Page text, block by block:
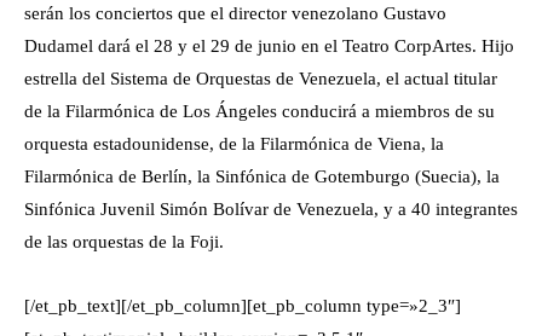
serán los conciertos que el director venezolano Gustavo
Dudamel dará el 28 y el 29 de junio en el Teatro CorpArtes. Hijo
estrella del Sistema de Orquestas de Venezuela, el actual titular
de la Filarmónica de Los Ángeles conducirá a miembros de su
orquesta estadounidense, de la Filarmónica de Viena, la
Filarmónica de Berlín, la Sinfónica de Gotemburgo (Suecia), la
Sinfónica Juvenil Simón Bolívar de Venezuela, y a 40 integrantes
de las orquestas de la Foji.
[/et_pb_text][/et_pb_column][et_pb_column type=»2_3″]